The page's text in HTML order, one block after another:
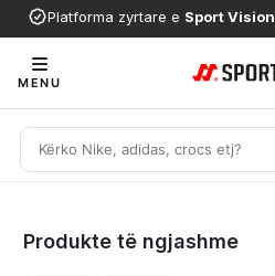
Platforma zyrtare e Sport Vision
MENU
Produkte të ngjashme